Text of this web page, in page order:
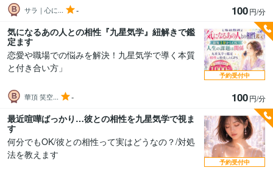
サラ｜心に... - 100円/分
気になるあの人との相性『九星気学』紐解きで鑑
定ます
恋愛や職場での悩みを解決！九星気学で導く本質
と付き合い方」
華頂 笑空... - 100円/分
予約受付中
最近喧嘩ばっかり…彼との相性を九星気学で視ま
す
何分でもOK/彼との相性って実はどうなの？/対処
法を教えます
予約受付中